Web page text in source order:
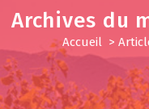
Archives du
Accueil >